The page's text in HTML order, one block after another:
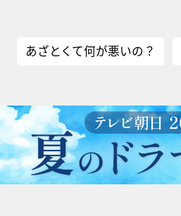
あざとくて何が悪いの？